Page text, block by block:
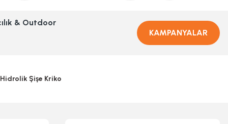
& Outdoor
KAMPANYALAR
Şişe Kriko